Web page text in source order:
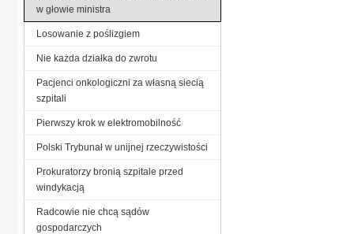
w głowie ministra
Losowanie z poślizgiem
Nie każda działka do zwrotu
Pacjenci onkologiczni za własną siecią
szpitali
Pierwszy krok w elektromobilność
Polski Trybunał w unijnej rzeczywistości
Prokuratorzy bronią szpitale przed
windykacją
Radcowie nie chcą sądów
gospodarczych